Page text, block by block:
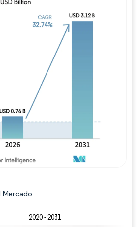
Mercado
2020 - 2031
Imagen © Mordor Intelligence. El uso